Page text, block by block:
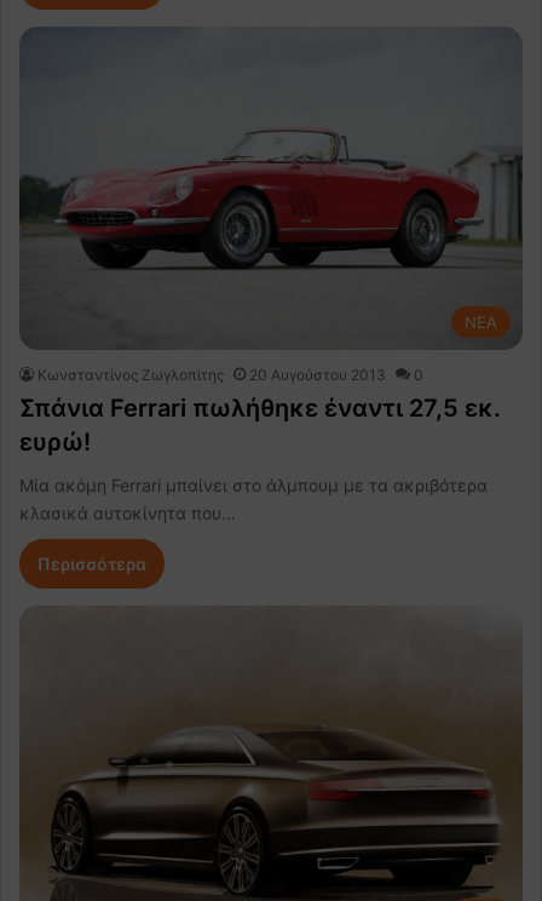
NEA
Κωνσταντίνος Ζωγλοπίτης 20 Αυγούστου 2013 0
Σπάνια Ferrari πωλήθηκε έναντι 27,5 εκ.
ευρώ!
Μία ακόμη Ferrari μπαίνει στο άλμπουμ με τα ακριβότερα
κλασικά αυτοκίνητα που…
Περισσότερα